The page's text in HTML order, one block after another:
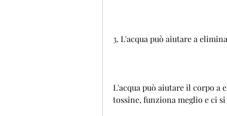
3. L'acqua può aiutare a
L'acqua può aiutare il corpo
tossine, funziona meglio e ci